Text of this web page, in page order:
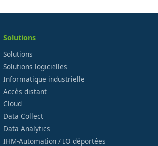
Solutions
Solutions
Solutions logicielles
Informatique industrielle
Accès distant
Cloud
Data Collect
Data Analytics
IHM-Automation / IO déportées